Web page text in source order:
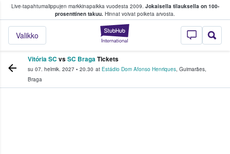
Live-tapahtumalippujen markkinapaikka vuodesta 2009. Jokaisella tilauksella on 100-
prosenttinen takuu. Hinnat voivat poiketa arvosta.
StubHub -
Valikko
fanit ostavat ja myyvät lippuja
Vitória SC vsSC BragaTickets
su 07. helmik. 2027 • 20.30 at Estádio Dom Afonso Henriques, Guimarães,
Braga